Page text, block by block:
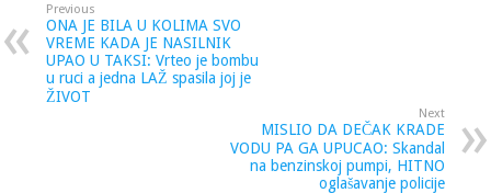
Previous
ONA JE BILA U KOLIMA SVO
VREME KADA JE NASILNIK
UPAO U TAKSI: Vrteo je bombu
u ruci a jedna LAŽ spasila joj je
ŽIVOT
Next
MISLIO DA DEČAK KRADE
VODU PA GA UPUCAO: Skandal
na benzinskoj pumpi, HITNO
oglašavanje policije